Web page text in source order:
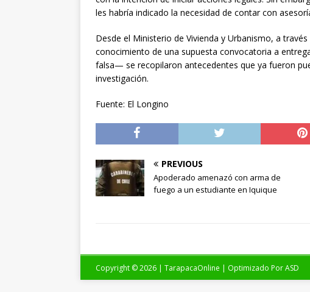
les habría indicado la necesidad de contar con
Desde el Ministerio de Vivienda y Urbanismo, a
conocimiento de una supuesta convocatoria a
falsa— se recopilaron antecedentes que ya fueron
investigación.
Fuente: El Longino
PREVIOUS
Apoderado amenazó con arma de
fuego a un estudiante en Iquique
Copyright © 2026 | TarapacaOnline | Optimizado PorASD